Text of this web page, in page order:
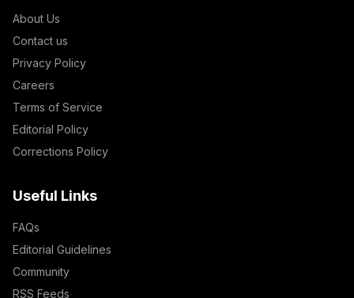
About Us
Contact us
Privacy Policy
Careers
Terms of Service
Editorial Policy
Corrections Policy
Useful Links
FAQs
Editorial Guidelines
Community
RSS Feeds